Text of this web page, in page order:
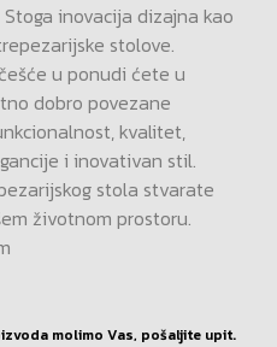
inovacija dizajna kao
stolove.
u ponudi ćete u
dobro povezane
kvalitet,
i inovativan stil.
stola stvarate
životnom prostoru.
molimo Vas, pošaljite upit.